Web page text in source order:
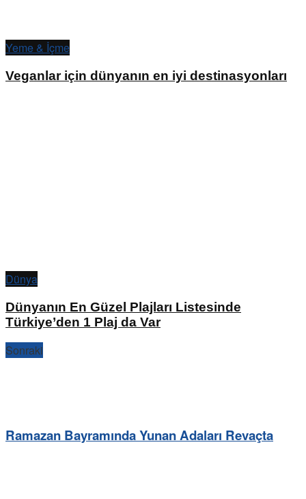
Yeme & İçme
Veganlar için dünyanın en iyi destinasyonları
Dünya
Dünyanın En Güzel Plajları Listesinde
Türkiye’den 1 Plaj da Var
Sonraki
Ramazan Bayramında Yunan Adaları Revaçta